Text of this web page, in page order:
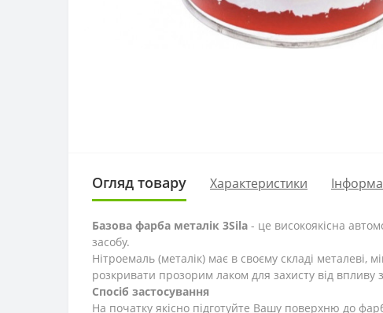
Огляд товару Характеристики
Базова фарба металік 3Sila - це високоякісна
засобу.
Нітроемаль (металік) має в своєму складі металеві,
розкривати прозорим лаком для захисту від
Спосіб застосування
На початку якісно підготуйте Вашу поверхню до